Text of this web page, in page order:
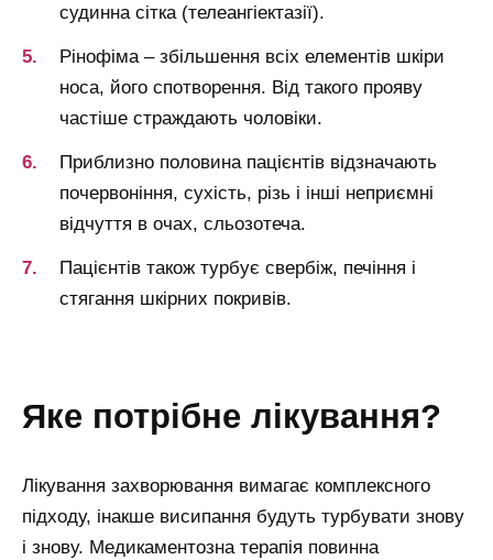
судинна сітка (телеангіектазії).
Рінофіма – збільшення всіх елементів шкіри
носа, його спотворення. Від такого прояву
частіше страждають чоловіки.
Приблизно половина пацієнтів відзначають
почервоніння, сухість, різь і інші неприємні
відчуття в очах, сльозотеча.
Пацієнтів також турбує свербіж, печіння і
стягання шкірних покривів.
яке потрібне лікування?
Лікування захворювання вимагає комплексного
підходу, інакше висипання будуть турбувати знову
і знову. Медикаментозна терапія повинна